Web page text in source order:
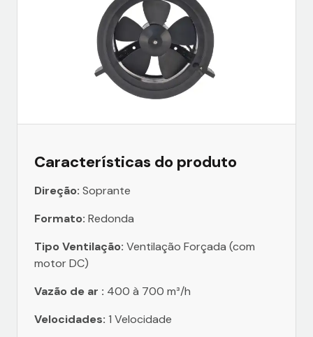
Características do produto
Direção: Soprante
Formato: Redonda
Tipo Ventilação: Ventilação Forçada (com
motor DC)
Vazão de ar : 400 à 700 m³/h
Velocidades: 1 Velocidade